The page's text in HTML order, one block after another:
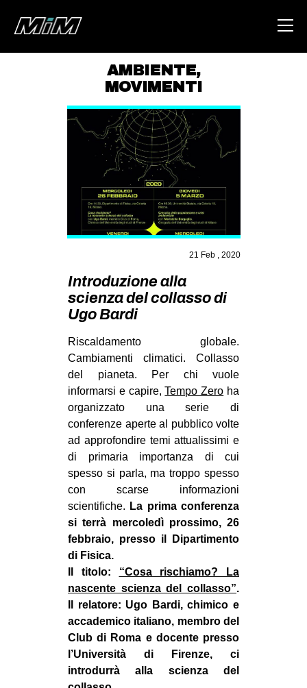
HOME
ABOUT
AREA
DEGENERAZIONE
GAZA FREESTYLE
CSOA LAMBRETTA
MSM
ZAM
MILANO
MOBILITAZIONI
SPAZI
SPORT POPOLARE
MOVIMENTI
AMBIENTE
ANTIFASCISMO
DIRITTO ALL’ABITARE
GENERI
MIGRAZIONI
REPRESSIONE
STUDENTI
CULTURE
ARTE
CINEMA
AMBIENTE,
MOVIMENTI
21 Feb , 2020
Introduzione alla
scienza del collasso di
Ugo Bardi
Riscaldamento globale.
Cambiamenti climatici. Collasso
del pianeta. Per chi vuole
informarsi e capire,Tempo Zero ha
organizzato una serie di
conferenze aperte al pubblico volte
ad approfondire temi attualissimi e
di primaria importanza di cui
spesso si parla, ma troppo spesso
con scarse informazioni
scientifiche. La prima conferenza
si terrà mercoledì prossimo, 26
febbraio, presso il Dipartimento
di Fisica.
Il titolo: “Cosa rischiamo? La
nascente scienza del collasso”.
Il relatore: Ugo Bardi, chimico e
accademico italiano, membro del
Club di Roma e docente presso
l’Università di Firenze, ci
introdurrà alla scienza del